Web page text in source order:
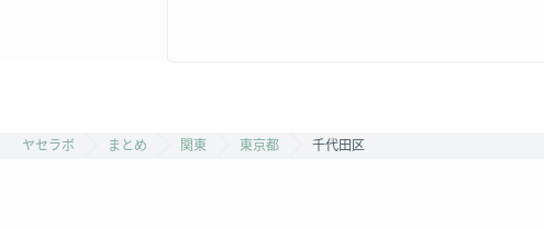
ヤセラボ まとめ 関東 東京都 千代田区